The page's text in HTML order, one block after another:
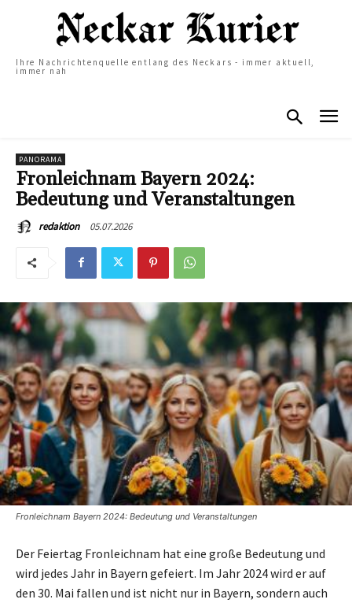
Ihre Nachrichtenquelle entlang des Neckars - immer aktuell,
immer nah
PANORAMA
Fronleichnam Bayern 2024:
Bedeutung und Veranstaltungen
redaktion 05.07.2026
Fronleichnam Bayern 2024: Bedeutung und Veranstaltungen
Der Feiertag Fronleichnam hat eine große Bedeutung und
wird jedes Jahr in Bayern gefeiert. Im Jahr 2024 wird er auf
den 30. Mai fallen und ist nicht nur in Bayern, sondern auch